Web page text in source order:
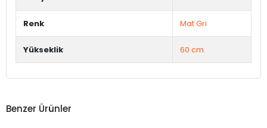
Renk Mat Gri
Yükseklik 60 cm.
Benzer Ürünler